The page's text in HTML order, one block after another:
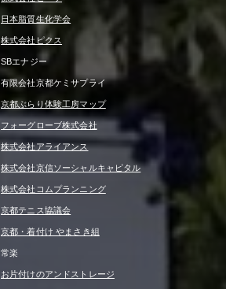
日本脂質生化学会
株式会社ピクス
SBエナジー
有限会社京都ケミサプライ
京都ぶらり体験工房マップ
フォーグローブ株式会社
株式会社アライアンス
株式会社京信ソーシャルキャピタル
株式会社コムプランニング
京都テニス協議会
京都・着付け やまさき組
常楽
お片付けのアンドストレージ